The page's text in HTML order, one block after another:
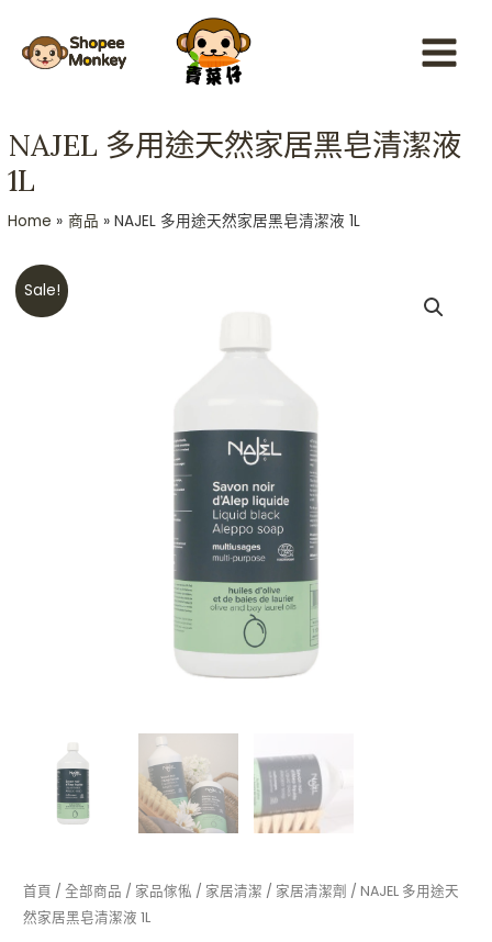
content
Menu
NAJEL 多用途天然家居黑皂清潔液
1L
Home 商品 NAJEL 多用途天然家居黑皂清潔液 1L
Sale!
首頁 /全部商品 / 家品傢俬 / 家居清潔 / 家居清潔劑 / NAJEL 多用途天
然家居黑皂清潔液 1L
HKD$198.
price
HKD$178.
NAJEL
多